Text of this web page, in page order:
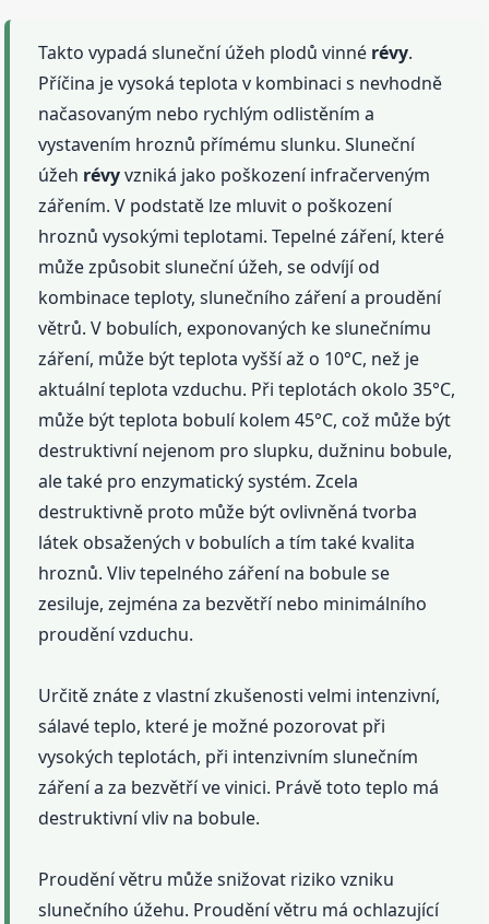
Takto vypadá sluneční úžeh plodů vinné révy.
Příčina je vysoká teplota v kombinaci s nevhodně
načasovaným nebo rychlým odlistěním a
vystavením hroznů přímému slunku. Sluneční
úžeh révyvzniká jako poškození infračerveným
zářením. V podstatě lze mluvit o poškození
hroznů vysokými teplotami. Tepelné záření, které
může způsobit sluneční úžeh, se odvíjí od
kombinace teploty, slunečního záření a proudění
větrů. V bobulích, exponovaných ke slunečnímu
záření, může být teplota vyšší až o 10°C, než je
aktuální teplota vzduchu. Při teplotách okolo 35°C,
může být teplota bobulí kolem 45°C, což může být
destruktivní nejenom pro slupku, dužninu bobule,
ale také pro enzymatický systém. Zcela
destruktivně proto může být ovlivněná tvorba
látek obsažených v bobulích a tím také kvalita
hroznů. Vliv tepelného záření na bobule se
zesiluje, zejména za bezvětří nebo minimálního
proudění vzduchu.
Určitě znáte z vlastní zkušenosti velmi intenzivní,
sálavé teplo, které je možné pozorovat při
vysokých teplotách, při intenzivním slunečním
záření a za bezvětří ve vinici. Právě toto teplo má
destruktivní vliv na bobule.
Proudění větru může snižovat riziko vzniku
slunečního úžehu. Proudění větru má ochlazující